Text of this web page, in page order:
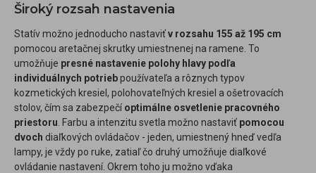
Široký rozsah nastavenia
Statív možno jednoducho nastaviťv rozsahu 155 až 195 cm
pomocou aretačnej skrutky umiestnenej na ramene. To
umožňuje presné nastavenie polohy hlavy podľa
individuálnych potriebpoužívateľa a rôznych typov
kozmetických kresiel, polohovateľných kresiel a ošetrovacích
stolov, čím sa zabezpečíoptimálne osvetlenie pracovného
priestoru . Farbu a intenzitu svetla možno nastaviť pomocou
dvoch diaľkových ovládačov - jeden, umiestnený hneď vedľa
lampy, je vždy po ruke, zatiaľ čo druhý umožňuje diaľkové
ovládanie nastavení. Okrem toho ju možno vďaka